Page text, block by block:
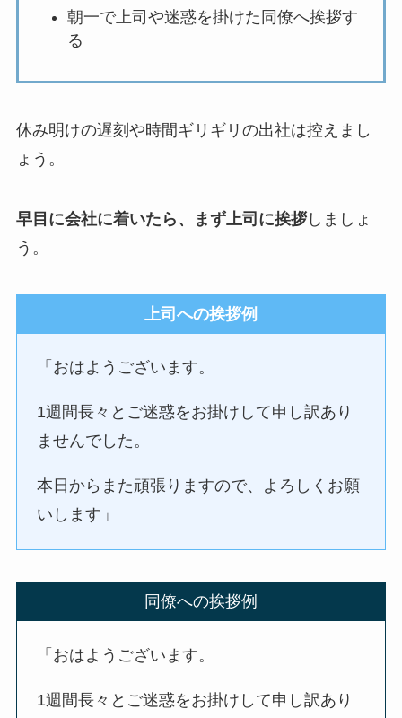
朝一で上司や迷惑を掛けた同僚へ挨拶す
る
休み明けの遅刻や時間ギリギリの出社は控えまし
ょう。
早目に会社に着いたら、まず上司に挨拶しましょ
う。
上司への挨拶例
「おはようございます。
1週間長々とご迷惑をお掛けして申し訳あり
ませんでした。
本日からまた頑張りますので、よろしくお願
いします」
同僚への挨拶例
「おはようございます。
1週間長々とご迷惑をお掛けして申し訳あり